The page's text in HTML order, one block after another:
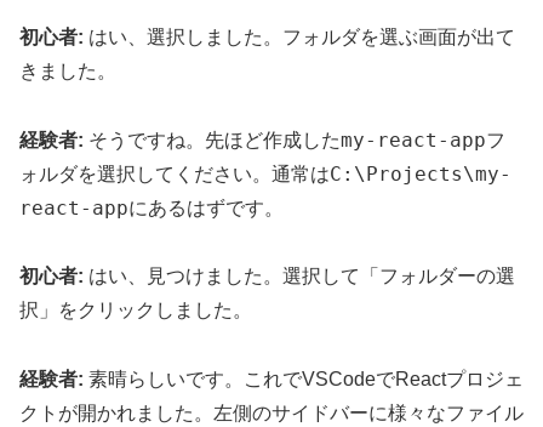
初心者: はい、選択しました。フォルダを選ぶ画面が出て
きました。
経験者: そうですね。先ほど作成したmy-react-appフ
ォルダを選択してください。通常はC:\Projects\my-
react-appにあるはずです。
初心者: はい、見つけました。選択して「フォルダーの選
択」をクリックしました。
経験者: 素晴らしいです。これでVSCodeでReactプロジェ
クトが開かれました。左側のサイドバーに様々なファイル